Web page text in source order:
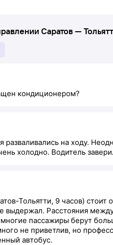
Саратов—
кондиционером?
разваливались на ходу.
холодно. Водитель
Тольятти, 9 часов)
выдержал. Расстояния
пассажиры берут
не приветлив, но
автобус.